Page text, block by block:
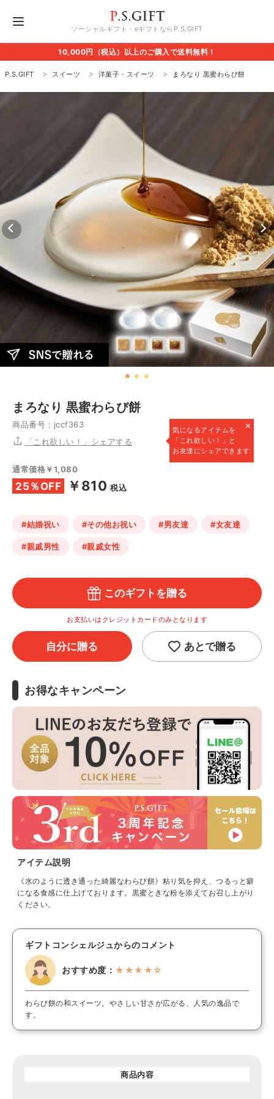
ソーシャルギフト・eギフトならP.S.GIFT
10,000円（税込）以上のご購入で送料無料！
P.S.GIFT スイーツ 洋菓子・スイーツ まろなり 黒蜜わらび餅
まろなり 黒蜜わらび餅
商品番号：jccf363 ×
気になるアイテムを
「これ欲しい！」と
お友達にシェアできます
「これ欲しい！」シェアする
通常価格￥1,080
25％OFF ￥810 税込
#結婚祝い #その他お祝い #男友達 #女友達
#親戚男性 #親戚女性
このギフトを贈る
お支払いはクレジットカードのみとなります
自分に贈る あとで贈る
お得なキャンペーン
アイテム説明
《水のように透き通った綺麗なわらび餅》粘り気を抑え、つるっと癖
になる食感に仕上げております。黒蜜ときな粉を添えてお召し上がり
ください。
ギフトコンシェルジュからのコメント
おすすめ度： ★★★★☆
わらび餅の和スイーツ。やさしい甘さが広がる、人気の逸品で
す。
商品内容